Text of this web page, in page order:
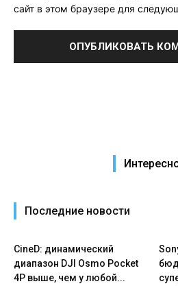
сайт в этом браузере для
Последние новости
CineD: динамический
диапазон DJI Osmo Pocket
4P выше, чем у любой...